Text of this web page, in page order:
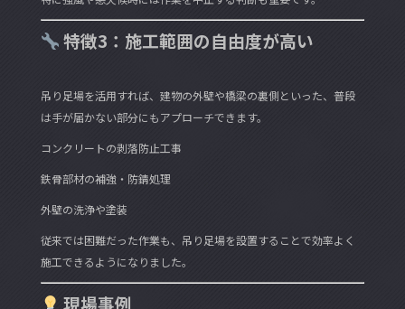
特徴3：施工範囲の自由度が高い
吊り足場を活用すれば、建物の外壁や橋梁の裏側といった、普段
は手が届かない部分にもアプローチできます。
コンクリートの剥落防止工事
鉄骨部材の補強・防錆処理
外壁の洗浄や塗装
従来では困難だった作業も、吊り足場を設置することで効率よく
施工できるようになりました。
現場事例